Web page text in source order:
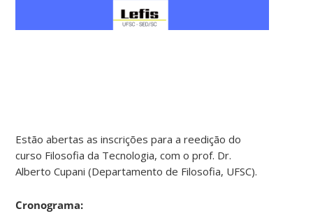
Estão abertas as inscrições para a reedição do
curso Filosofia da Tecnologia, com o prof. Dr.
Alberto Cupani (Departamento de Filosofia, UFSC).
Cronograma: